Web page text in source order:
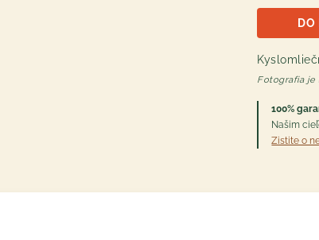
DO
Fotografia je
100%
Našim
Zistite o